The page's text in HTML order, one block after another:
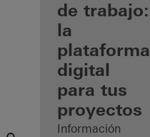
como
fabricante
registrado
Descubre
mi área
de
trabajo
de trabajo:
la
plataforma
digital
para tus
proyectos
Información